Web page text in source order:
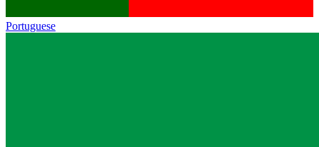
Portuguese